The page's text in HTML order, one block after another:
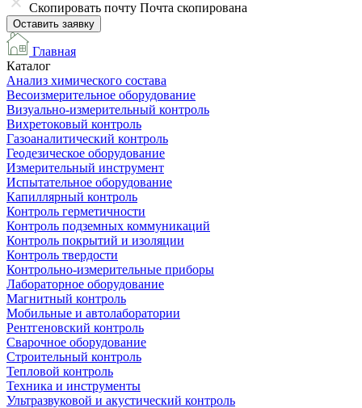
Скопировать почту Почта скопирована
Оставить заявку
Главная
Каталог
Анализ химического состава
Весоизмерительное оборудование
Визуально-измерительный контроль
Вихретоковый контроль
Газоаналитический контроль
Геодезическое оборудование
Измерительный инструмент
Испытательное оборудование
Капиллярный контроль
Контроль герметичности
Контроль подземных коммуникаций
Контроль покрытий и изоляции
Контроль твердости
Контрольно-измерительные приборы
Лабораторное оборудование
Магнитный контроль
Мобильные и автолаборатории
Рентгеновский контроль
Сварочное оборудование
Строительный контроль
Тепловой контроль
Техника и инструменты
Ультразвуковой и акустический контроль